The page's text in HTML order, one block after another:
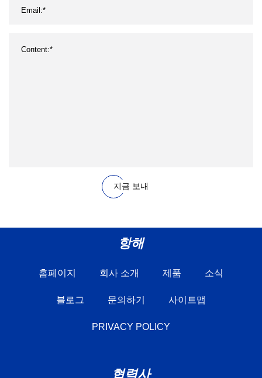
지금 보내
항해
홈페이지 회사 소개 제품 소식
블로그 문의하기 사이트맵
PRIVACY POLICY
협력사